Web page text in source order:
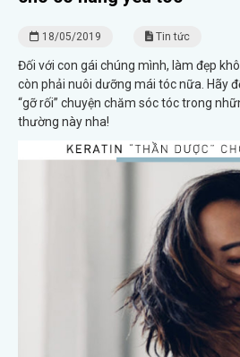
18/05/2019 Tin tức
Đối với con gái chúng mình, làm đẹp
còn phải nuôi dưỡng mái tóc nữa. Hãy
“gỡ rối” chuyện chăm sóc tóc trong
thường này nha!